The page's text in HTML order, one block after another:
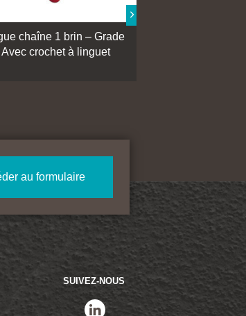
chaîne 1 brin – Grade
crochet à linguet
au formulaire
SUIVEZ-NOUS
linkedin